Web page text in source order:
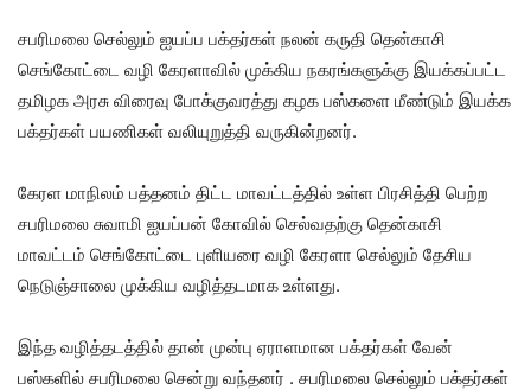
சபரிமலை செல்லும் ஐயப்ப பக்தர்கள் நலன் கருதி தென்காசி
செங்கோட்டை வழி கேரளாவில் முக்கிய நகரங்களுக்கு இயக்கப்பட்ட
தமிழக அரசு விரைவு போக்குவரத்து கழக பஸ்களை மீண்டும் இயக்க
பக்தர்கள் பயணிகள் வலியுறுத்தி வருகின்றனர்.
கேரள மாநிலம் பத்தனம் திட்ட மாவட்டத்தில் உள்ள பிரசித்தி பெற்ற
சபரிமலை சுவாமி ஐயப்பன் கோவில் செல்வதற்கு தென்காசி
மாவட்டம் செங்கோட்டை புளியரை வழி கேரளா செல்லும் தேசிய
நெடுஞ்சாலை முக்கிய வழித்தடமாக உள்ளது.
இந்த வழித்தடத்தில் தான் முன்பு ஏராளமான பக்தர்கள் வேன்
பஸ்களில் சபரிமலை சென்று வந்தனர் . சபரிமலை செல்லும் பக்தர்கள்